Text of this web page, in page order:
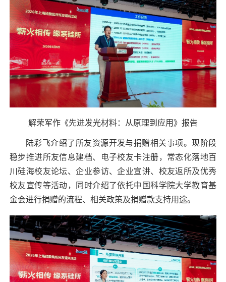
解荣军作《先进发光材料：从原理到应用》报告
陆彩飞介绍了所友资源开发与捐赠相关事项。现阶段
稳步推进所友信息建档、电子校友卡注册，常态化落地百
川硅海校友论坛、企业参访、企业宣讲、校友返所及优秀
校友宣传等活动，同时介绍了依托中国科学院大学教育基
金会进行捐赠的流程、相关政策及捐赠款支持用途。